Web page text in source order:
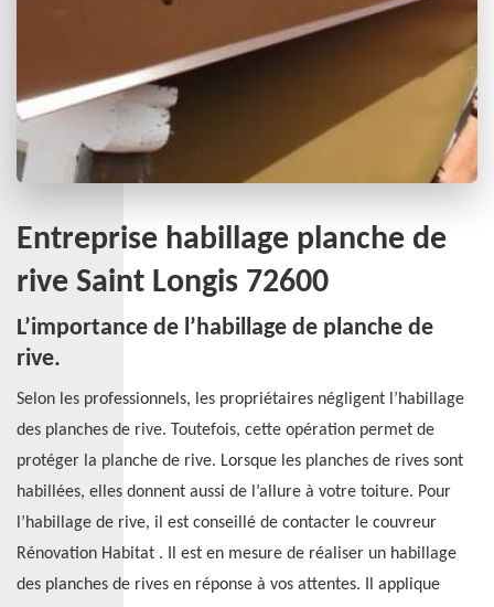
Entreprise habillage planche de
rive Saint Longis 72600
L’importance de l’habillage de planche de
rive.
Selon les professionnels, les propriétaires négligent l’habillage
des planches de rive. Toutefois, cette opération permet de
protéger la planche de rive. Lorsque les planches de rives sont
habillées, elles donnent aussi de l’allure à votre toiture. Pour
l’habillage de rive, il est conseillé de contacter le couvreur
Rénovation Habitat . Il est en mesure de réaliser un habillage
des planches de rives en réponse à vos attentes. Il applique